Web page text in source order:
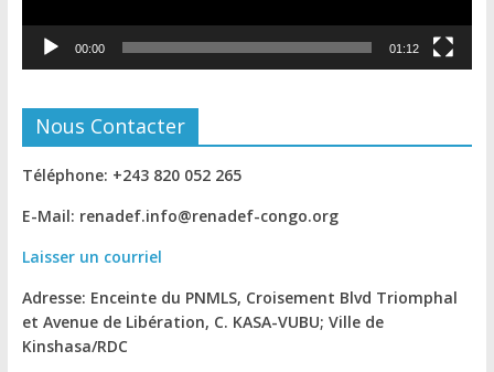
00:00 01:12
Nous Contacter
Téléphone: +243 820 052 265
E-Mail: renadef.info@renadef-congo.org
Laisser un courriel
Adresse: Enceinte du PNMLS, Croisement Blvd Triomphal
et Avenue de Libération, C. KASA-VUBU; Ville de
Kinshasa/RDC